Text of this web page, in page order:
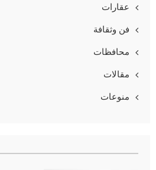
عقارات
فن وثقافة
محافظات
مقالات
منوعات